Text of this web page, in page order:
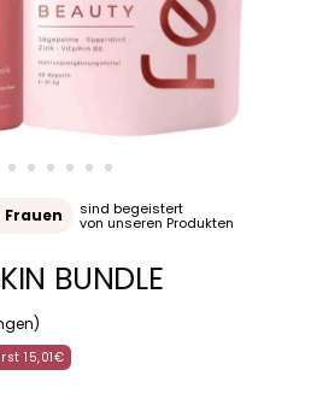
Frauen sind begeistert
von unseren Produkten
BUNDLE
15,01€